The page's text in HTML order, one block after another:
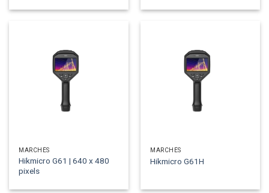
MARCHÉS
Hikmicro G61 | 640 x 480
pixels
MARCHÉS
Hikmicro G61H